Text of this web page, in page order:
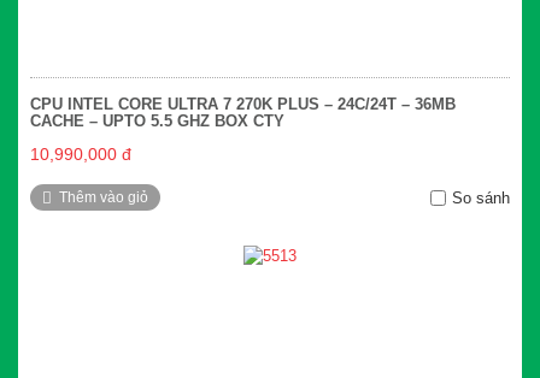
CPU INTEL CORE ULTRA 7 270K PLUS – 24C/24T – 36MB
CACHE – UPTO 5.5 GHZ BOX CTY
10,990,000 đ
Thêm vào giỏ So sánh